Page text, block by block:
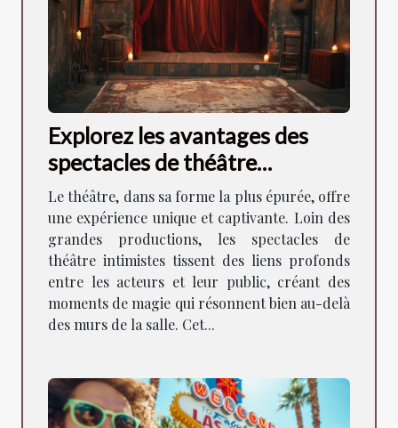
Explorez les avantages des
spectacles de théâtre
intimistes pour la
communauté locale
Le théâtre, dans sa forme la plus épurée, offre
une expérience unique et captivante. Loin des
grandes productions, les spectacles de
théâtre intimistes tissent des liens profonds
entre les acteurs et leur public, créant des
moments de magie qui résonnent bien au-delà
des murs de la salle. Cet...